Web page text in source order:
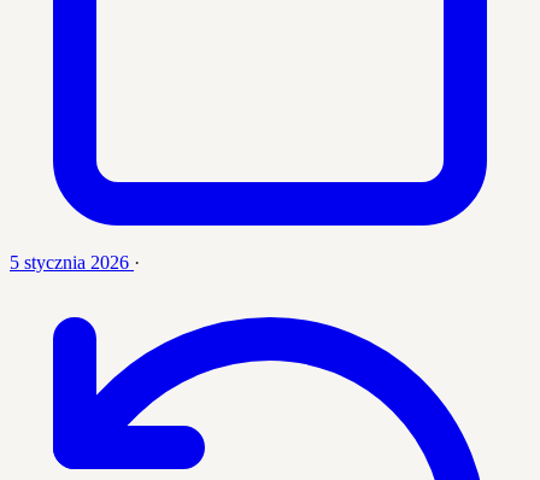
5 stycznia 2026 ·